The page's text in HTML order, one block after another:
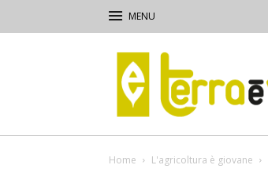
Terra
e
Vita
Home L'agricoltura è giovane